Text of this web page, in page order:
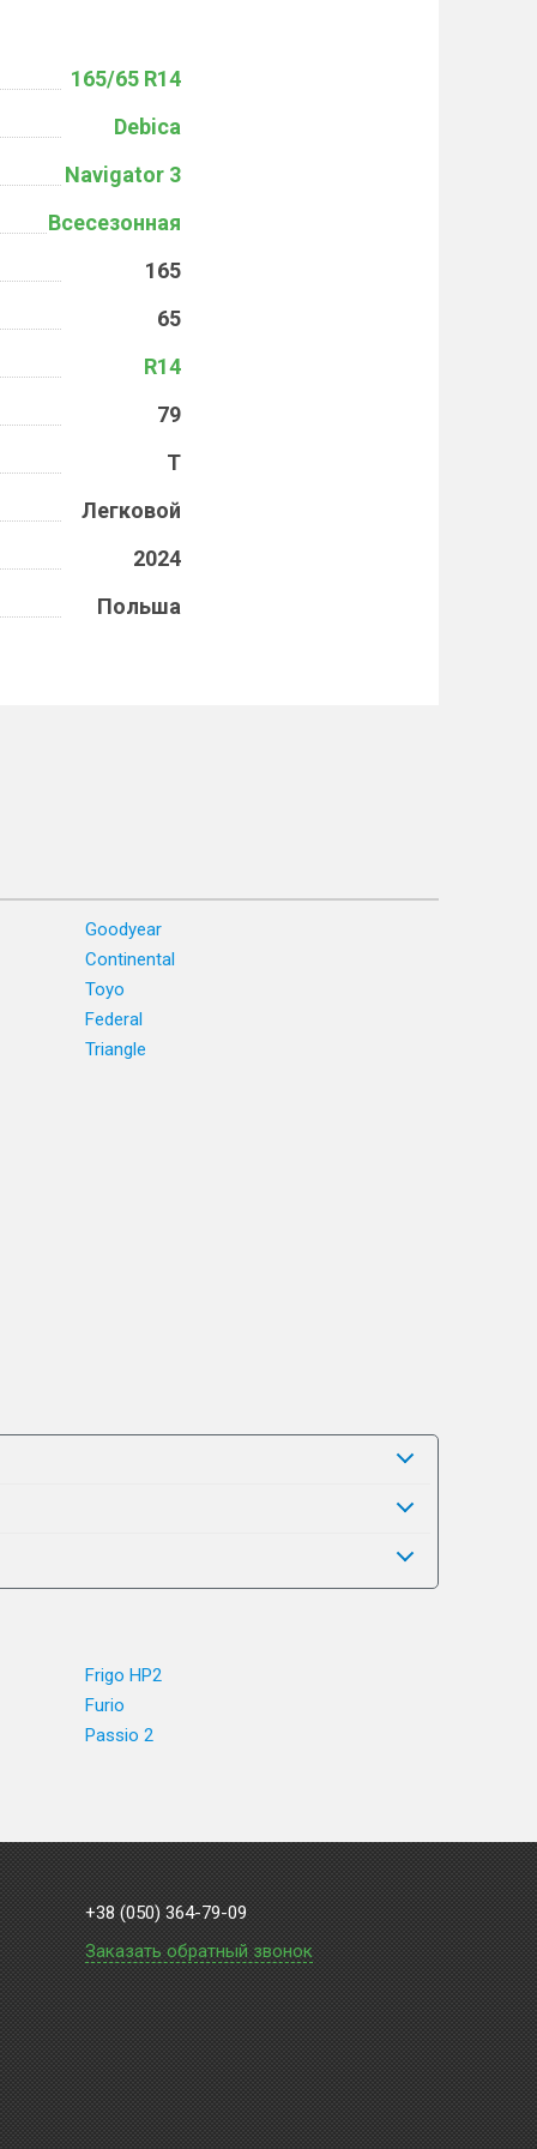
165/65 R14
Debica
Navigator 3
Всесезонная
165
65
R14
79
T
Легковой
2024
Польша
Goodyear
Continental
Toyo
Federal
Triangle
Frigo HP2
Furio
Passio 2
+38 (050) 364-79-09
Заказать обратный звонок